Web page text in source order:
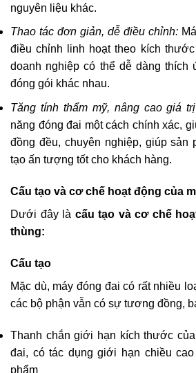
nguyên liệu khác.
Thao tác đơn giản, dễ điều chỉnh:
điều chỉnh linh hoạt theo kích
doanh nghiệp có thể dễ dàng thích
đóng gói khác nhau.
Tăng tính thẩm mỹ, nâng cao giá
năng đóng đai một cách chính xác,
đồng đều, chuyên nghiệp, giúp sản
tạo ấn tượng tốt cho khách hàng.
Cấu tạo và cơ chế hoạt động của
Dưới đây là cấu tạo và cơ chế
thùng:
Cấu tạo
Mặc dù, máy đóng đai có rất nhiều
các bộ phận vẫn có sự tương đồng,
Thanh chắn giới hạn kích thước
đai, có tác dụng giới hạn chiều
phẩm